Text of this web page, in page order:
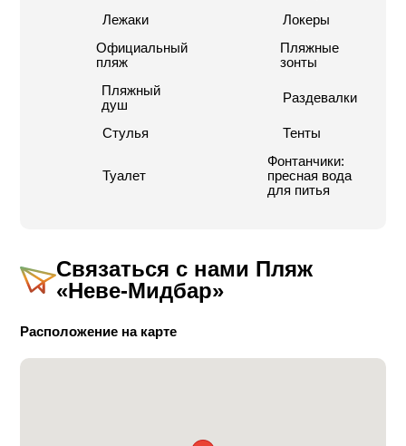
Лежаки
Локеры
Официальный
пляж
Пляжные
зонты
Пляжный
душ
Раздевалки
Стулья Тенты
Туалет
Фонтанчики:
пресная вода
для питья
Связаться с нами Пляж
«Неве-Мидбар»
Расположение на карте